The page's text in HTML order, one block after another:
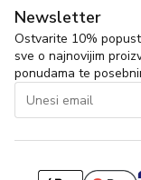
Newsletter
Ostvarite 10%
sve o najnovijim
ponudama te